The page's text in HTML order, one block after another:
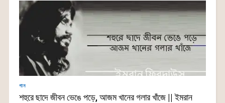
গান
শহুরে ছাদে জীবন ভেঙে পড়ে, আজম খানের গলার খাঁজে || ইমরান